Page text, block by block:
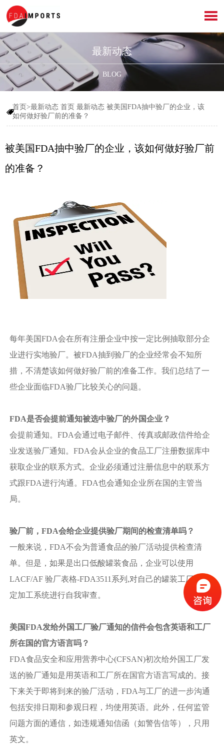

最新动态
BLOG

首页>最新动态首页 最新动态 被美国FDA抽中验厂的企业，该
如何做好验厂前的准备？
被美国FDA抽中验厂的企业，该如何做好验厂前
的准备？
每年美国FDA会在所有注册企业中按一定比例抽取部分企
业进行实地验厂。被FDA抽到验厂的企业经常会不知所
措，不清楚该如何做好验厂前的准备工作。我们总结了一
些企业面临FDA验厂比较关心的问题。
FDA是否会提前通知被选中验厂的外国企业？
会提前通知。FDA会通过电子邮件、传真或邮政信件给企
业发送验厂通知。FDA会从企业的食品工厂注册数据库中
获取企业的联系方式。企业必须通过注册信息中的联系方
式跟FDA进行沟通。FDA也会通知企业所在国的主管当
局。
验厂前，FDA会给企业提供验厂期间的检查清单吗？
一般来说，FDA不会为普通食品的验厂活动提供检查清
单。但是，如果是出口低酸罐装食品，企业可以使用
LACF/AF 验厂表格-FDA3511系列,对自己的罐装工厂和特
定加工系统进行自我审查。
美国FDA发给外国工厂验厂通知的信件会包含英语和工厂
所在国的官方语言吗？
FDA食品安全和应用营养中心(CFSAN)初次给外国工厂发
送的验厂通知是用英语和工厂所在国官方语言写成的。接
下来关于即将到来的验厂活动，FDA与工厂的进一步沟通
包括安排日期和参观日程，均使用英语。此外，任何监管
问题方面的通信，如违规通知信函（如警告信等），只用
英文。